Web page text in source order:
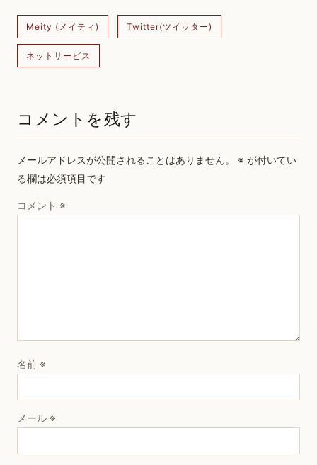
Meity (メイティ) Twitter(ツイッター)
ネットサービス
コメントを残す
メールアドレスが公開されることはありません。 ※ が付いてい
る欄は必須項目です
コメント ※
名前 ※
メール ※